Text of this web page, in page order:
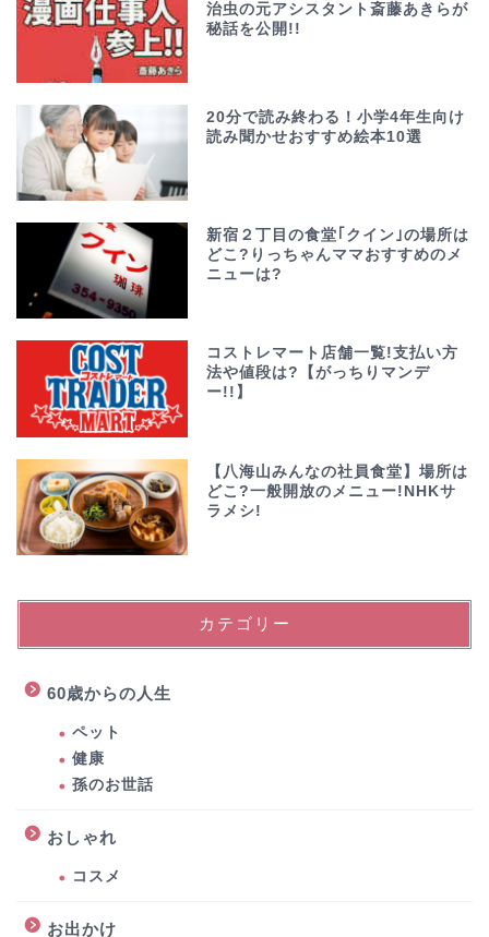
治虫の元アシスタント斎藤あきらが
秘話を公開!!
20分で読み終わる！小学4年生向け
読み聞かせおすすめ絵本10選
新宿２丁目の食堂｢クイン｣の場所は
どこ?りっちゃんママおすすめのメ
ニューは?
コストレマート店舗一覧!支払い方
法や値段は?【がっちりマンデ
ー!!】
【八海山みんなの社員食堂】場所は
どこ?一般開放のメニュー!NHKサ
ラメシ!
カテゴリー
60歳からの人生
ペット
健康
孫のお世話
おしゃれ
コスメ
お出かけ